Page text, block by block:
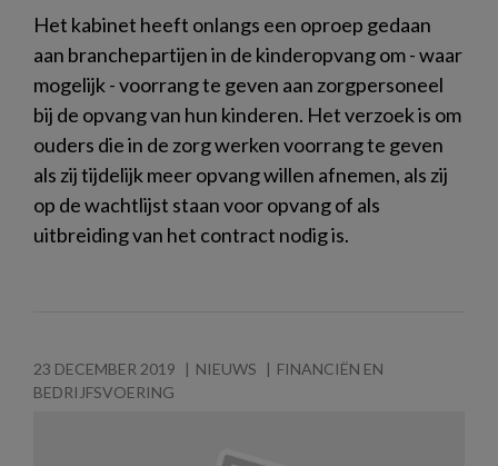
Het kabinet heeft onlangs een oproep gedaan
aan branchepartijen in de kinderopvang om - waar
mogelijk - voorrang te geven aan zorgpersoneel
bij de opvang van hun kinderen. Het verzoek is om
ouders die in de zorg werken voorrang te geven
als zij tijdelijk meer opvang willen afnemen, als zij
op de wachtlijst staan voor opvang of als
uitbreiding van het contract nodig is.
23 DECEMBER 2019 NIEUWS
FINANCIËN EN
BEDRIJFSVOERING